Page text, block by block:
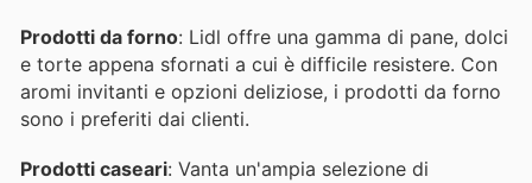
Prodotti da forno: Lidl offre una gamma di pane, dolci
e torte appena sfornati a cui è difficile resistere. Con
aromi invitanti e opzioni deliziose, i prodotti da forno
sono i preferiti dai clienti.
Prodotti caseari: Vanta un'ampia selezione di